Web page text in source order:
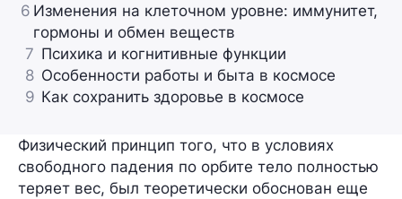
6 Изменения на клеточном уровне: иммунитет,
гормоны и обмен веществ
7 Психика и когнитивные функции
8 Особенности работы и быта в космосе
9 Как сохранить здоровье в космосе
Физический принцип того, что в условиях
свободного падения по орбите тело полностью
теряет вес, был теоретически обоснован еще